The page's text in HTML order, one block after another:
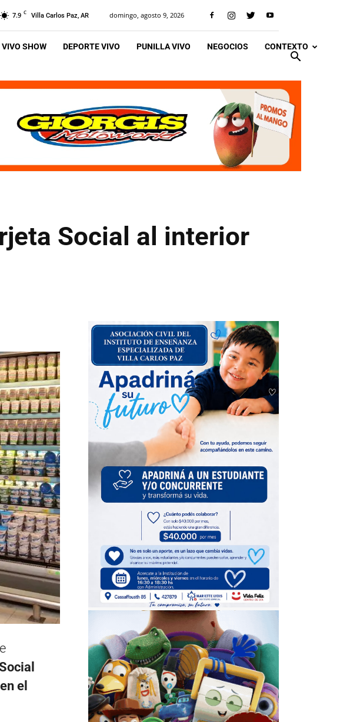
7.9 C Villa Carlos Paz, AR domingo, agosto 9, 2026
VIVO SHOW DEPORTE VIVO PUNILLA VIVO NEGOCIOS CONTEXTO
Social al interior
el